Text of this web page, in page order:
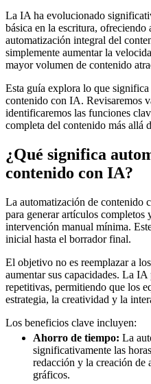
La IA ha evolucionado
básica en la escritura, ofreciendo
automatización integral del
simplemente aumentar la
mayor volumen de contenido
Esta guía explora lo que
contenido con IA. Revisaremos
identificaremos las funciones
completa del contenido más allá
¿Qué significa
contenido con IA?
La automatización de contenido
para generar artículos completos
intervención manual mínima.
inicial hasta el borrador final.
El objetivo no es reemplazar a
aumentar sus capacidades. La IA
repetitivas, permitiendo que los
estrategia, la creatividad y la
Los beneficios clave incluyen:
Ahorro de tiempo: La
significativamente las
redacción y la creación de
gráficos.